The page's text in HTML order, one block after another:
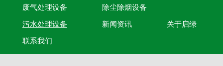
废气处理设备 除尘除烟设备
污水处理设备 新闻资讯 关于启绿
联系我们